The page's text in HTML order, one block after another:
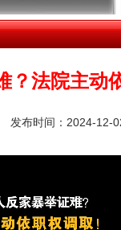
？法院主动
发布时间：2024-12-